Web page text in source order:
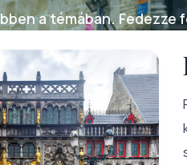
a témában. Fedezze